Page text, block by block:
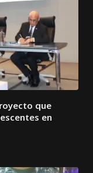
que
en